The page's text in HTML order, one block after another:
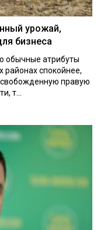
урожай,
бизнеса
обычные атрибуты
спокойнее,
правую
т...